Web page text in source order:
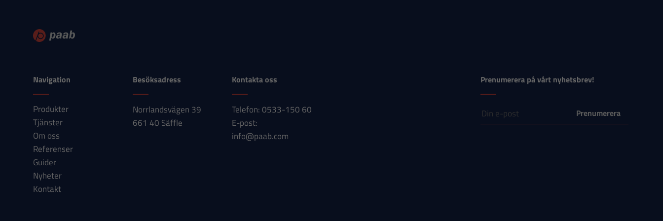
Navigation
Produkter
Tjänster
Om oss
Referenser
Guider
Nyheter
Kontakt
Besöksadress
Norrlandsvägen 39
661 40 Säffle
Kontakta oss
Telefon: 0533-150 60
E-post:
info@paab.com
Prenumerera på vårt nyhetsbrev!
E-post